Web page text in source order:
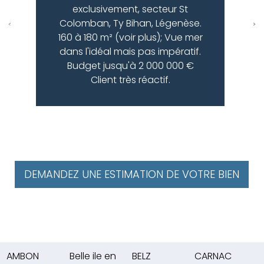
exclusivement, secteur St
Colomban, Ty Bihan, Légenèse.
160 à 180 m² (voir plus); Vue mer
dans l'idéal mais pas impératif.
Budget jusqu'à 2 000 000 €
Client très réactif.
DEMANDEZ UNE ESTIMATION DE VOTRE BIEN
AMBON
Belle ile en
BELZ
CARNAC